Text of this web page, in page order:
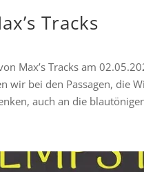
Tracks
Max’s Tracks am
wir bei den Passagen, die
auch an die